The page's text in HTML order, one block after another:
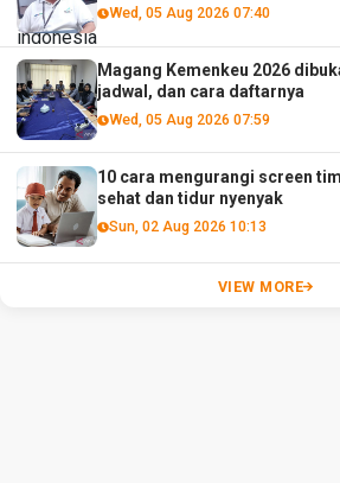
Wed, 05 Aug 2026 07:40
Magang Kemenkeu 2026
jadwal, dan cara daftarnya
Wed, 05 Aug 2026 07:59
10 cara mengurangi screen
sehat dan tidur nyenyak
Sun, 02 Aug 2026 10:13
VIEW MORE